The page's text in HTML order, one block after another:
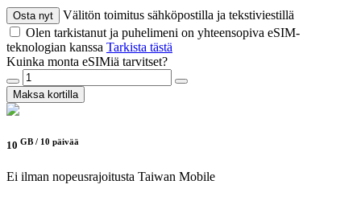
Osta nyt
Välitön toimitus sähköpostilla ja tekstiviestillä
Olen tarkistanut ja puhelimeni on yhteensopiva eSIM-
teknologian kanssa Tarkista tästä
Kuinka monta eSIMiä tarvitset?
Maksa kortilla
10 GB / 10 päivää
Ei ilman nopeusrajoitusta Taiwan Mobile